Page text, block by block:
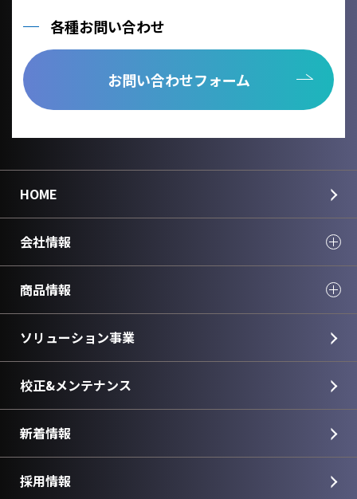
各種お問い合わせ
お問い合わせフォーム
HOME
会社情報
商品情報
ソリューション事業
校正&メンテナンス
新着情報
採用情報